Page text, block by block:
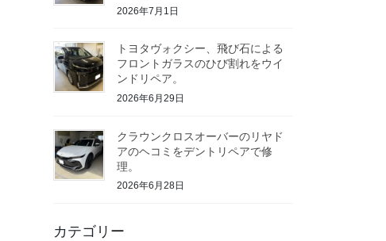
2026年7月1日
トヨタヴォクシー、飛び石による
フロントガラスのひび割れをウイ
ンドリペア。
2026年6月29日
クラウンクロスオーバーのリヤド
アのヘコミをデントリペアで修
理。
2026年6月28日
カテゴリー